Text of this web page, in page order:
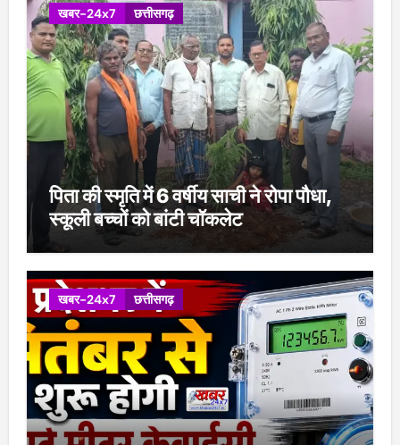
खबर-24x7 छत्तीसगढ़
पिता की स्मृति में 6 वर्षीय साची ने रोपा पौधा,
स्कूली बच्चों को बांटी चॉकलेट
खबर-24x7 छत्तीसगढ़